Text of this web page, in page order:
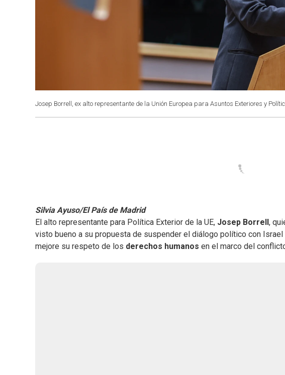
Josep Borrell, ex alto representante de la Unión Europea para Asuntos Exteriores y
Silvia Ayuso/El País de Madrid
El alto representante para Política Exterior de la UE, Josep Borrell ,
visto bueno a su propuesta de suspender el diálogo político con
mejore su respeto de los derechos humanos en el marco del